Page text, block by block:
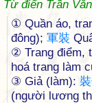
Từ điển Trần
① Quần áo,
đông); 軍裝
② Trang điểm,
hoá trang làm
③ Giả (làm): 裝
(người lương